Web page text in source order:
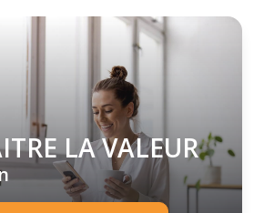
LA VALEUR